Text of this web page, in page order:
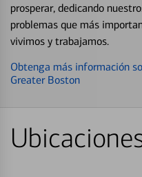
prosperar, dedicando
problemas que más
vivimos y trabajamos.
Obtenga más información
Greater Boston